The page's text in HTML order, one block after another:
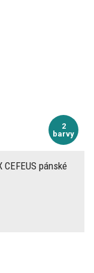
2
barvy
pánské